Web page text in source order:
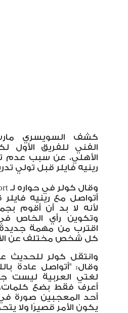
كشف السويسري
الفني للفريق الأول
الأهلي، عن سبب عدم
رينيه فايلر قبل تولي
وقال كولر في حواره لـ
أتواصل مع رينيه
لأنه لا بد أن أقوم
وتكوين رأي الخاص
اقترب من مهمة
كل شخص مختلف عن
وانتقل كولر للحديث
وقال: "أتواصل عادة
لغتي العربية ليست
أعرف فقط بضع
أحد المعجبين صورة
يكون الأمر قصيرًا ولا